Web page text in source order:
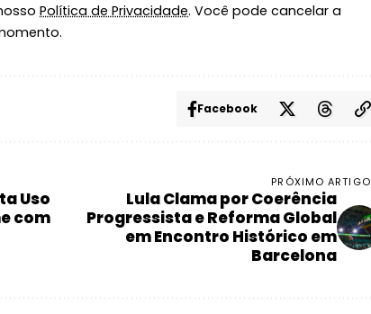
Política de Privacidade. Você pode cancelar a
Facebook
Uso
com
PRÓXIMO ARTIGO
Lula Clama por Coerência
Progressista e Reforma Global
em Encontro Histórico em
Barcelona